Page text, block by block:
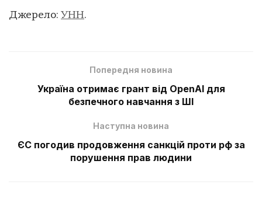
Джерело: УНН.
Попередня новина
Україна отримає грант від OpenAI для
безпечного навчання з ШІ
Наступна новина
ЄС погодив продовження санкцій проти рф за
порушення прав людини